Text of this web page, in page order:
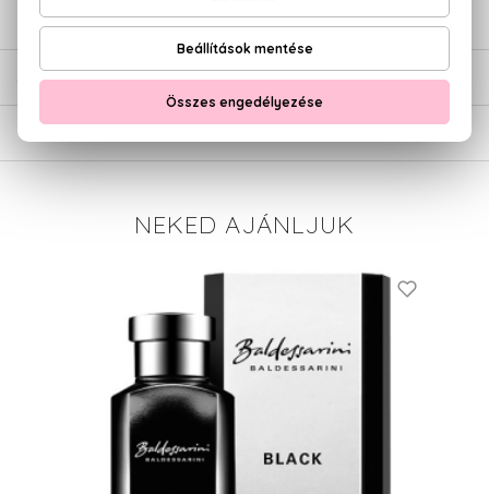
ÉRTÉKELÉSEK (0)
SZÁLLÍTÁS
NEKED AJÁNLJUK